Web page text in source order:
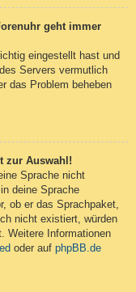
geht immer
eingestellt hast und
Servers vermutlich
das Problem beheben
zur Auswahl!
Sprache nicht
deine Sprache
ob er das Sprachpaket,
nicht existiert, würden
Weitere Informationen
oder auf phpBB.de